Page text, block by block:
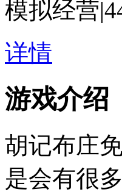
模拟经营|
详情
游戏介绍
胡记布庄
是会有很